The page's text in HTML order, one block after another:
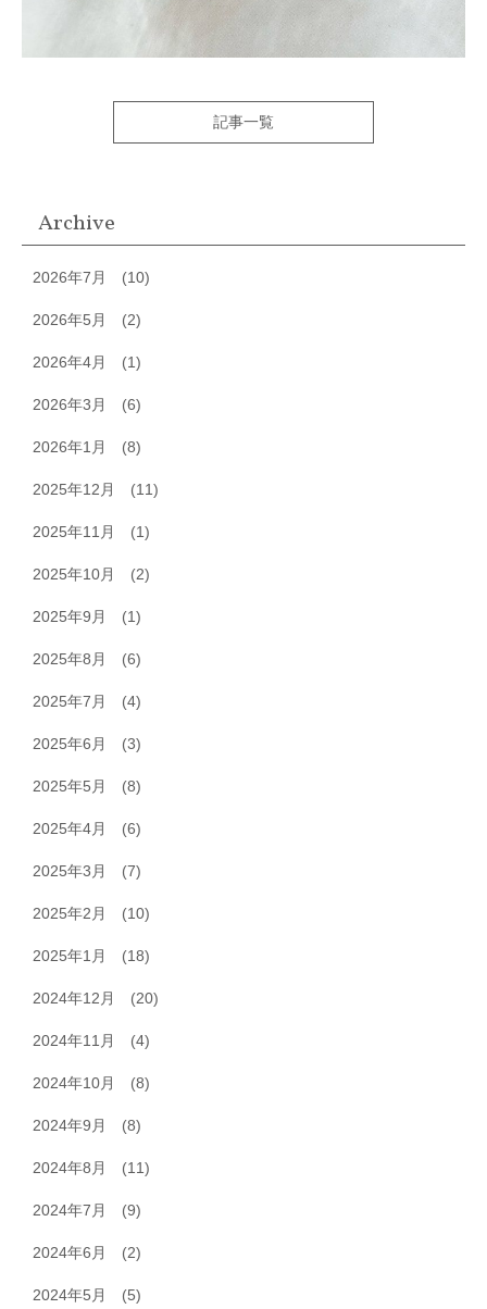
記事一覧
Archive
2026年7月 (10)
2026年5月 (2)
2026年4月 (1)
2026年3月 (6)
2026年1月 (8)
2025年12月 (11)
2025年11月 (1)
2025年10月 (2)
2025年9月 (1)
2025年8月 (6)
2025年7月 (4)
2025年6月 (3)
2025年5月 (8)
2025年4月 (6)
2025年3月 (7)
2025年2月 (10)
2025年1月 (18)
2024年12月 (20)
2024年11月 (4)
2024年10月 (8)
2024年9月 (8)
2024年8月 (11)
2024年7月 (9)
2024年6月 (2)
2024年5月 (5)